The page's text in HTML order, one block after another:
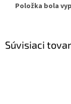
Súvisiaci tovar
Položka bola